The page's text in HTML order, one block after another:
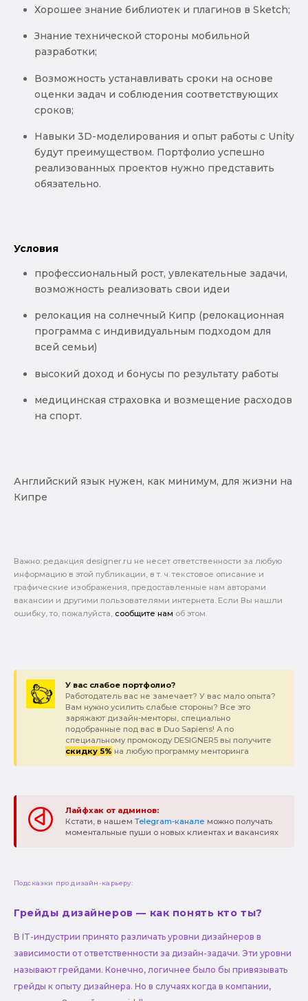
Хорошее знание библиотек и плагинов в Sketch;
Знание технической стороны мобильной
разработки;
Возможность устанавливать сроки на основе
оценки задач и соблюдения соответствующих
сроков;
Навыки 3D-моделирования и опыт работы с Unity
будут преимуществом. Портфолио успешно
реализованных проектов нужно представить
обязательно.
Условия
профессиональный рост, увлекательные задачи,
возможность реализовать свои идеи
релокация на солнечный Кипр (релокационная
программа с индивидуальным подходом для
всей семьи)
высокий доход и бонусы по результату работы
медицинская страховка и возмещение расходов
на спорт.
Английский язык нужен, как минимум, для жизни на
Кипре
Важно: pедакция designer.ru не несет ответственности за любую
информацию в этой публикации, в т. ч. текстовое описание и
графические изображения, предоставленные нам авторами
вакансии и другими пользователями интернета. Если Вы нашли
ошибку, то, пожалуйста, сообщите нам об этом.
У вас слабое портфолио?
Работодатель вас не замечает? У вас мало опыта?
Вам нужно усилить слабые стороны? Все это
заряжают дизайн-менторы, специально
подобранные под вас в Duo Sapiens! А по
специальному промокоду DESIGNER5 вы получите
скидку 5% на любую программу менторинга
Лайфхак от админов:
Кстати, в нашем Telegram-канале можно получать
моментальные пуши о новых клиентах и вакансиях
Подсказки про дизайн-карьеру:
Грейды дизайнеров — как понять кто ты?
В IT-индустрии принято различать уровни дизайнеров в
зависимости от ответственности за дизайн-задачи. Эти уровни
называют грейдами. Конечно, логичнее было бы привязывать
грейды к опыту дизайнера. Но в случаях когда в компании,